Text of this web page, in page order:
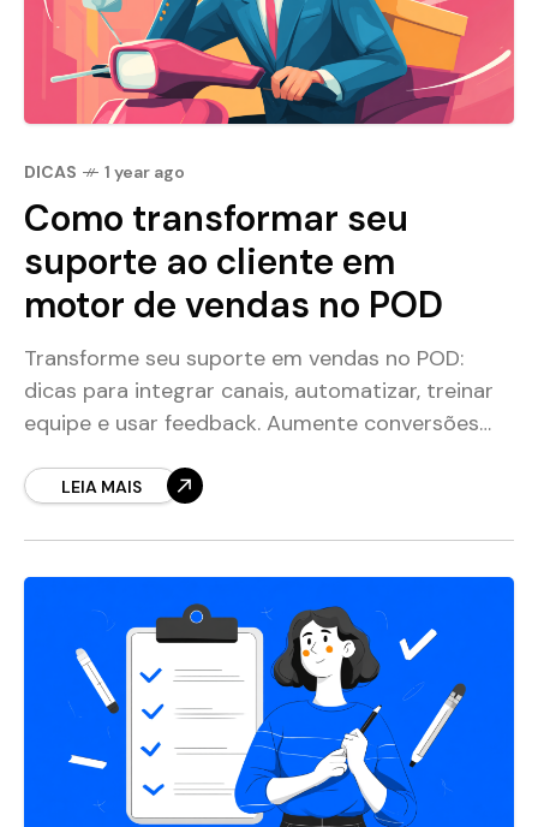
DICAS 1 year ago
Como transformar seu
suporte ao cliente em
motor de vendas no POD
Transforme seu suporte em vendas no POD:
dicas para integrar canais, automatizar, treinar
equipe e usar feedback. Aumente conversões
LEIA MAIS